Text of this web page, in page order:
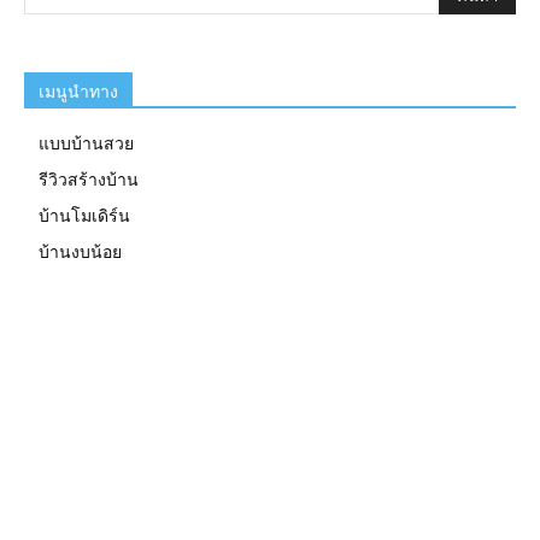
เมนูนำทาง
แบบบ้านสวย
รีวิวสร้างบ้าน
บ้านโมเดิร์น
บ้านงบน้อย